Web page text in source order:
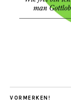
VORMERKEN!